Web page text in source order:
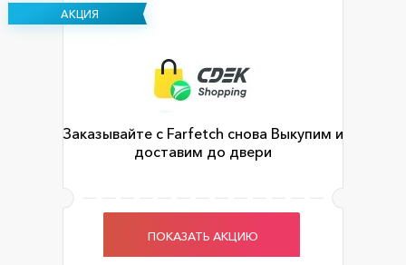
АКЦИЯ
Заказывайте с Farfetch снова Выкупим и
доставим до двери
ПОКАЗАТЬ АКЦИЮ